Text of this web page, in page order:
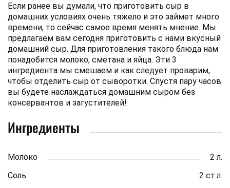
Если ранее вы думали, что приготовить сыр в
домашних условиях очень тяжело и это займет много
времени, то сейчас самое время менять мнение. Мы
предлагаем вам сегодня приготовить с нами вкусный
домашний сыр. Для приготовления такого блюда нам
понадобится молоко, сметана и яйца. Эти 3
ингредиента мы смешаем и как следует проварим,
чтобы отделить сыр от сыворотки. Спустя пару часов
вы будете наслаждаться домашним сыром без
консервантов и загустителей!
Ингредиенты
Молоко
2 л.
Соль
2 ст.л.